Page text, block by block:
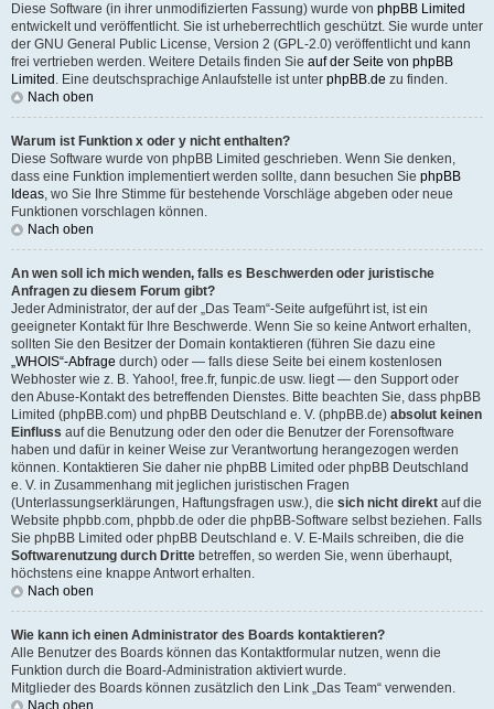
Diese Software (in ihrer unmodifizierten Fassung) wurde von phpBB Limited
entwickelt und veröffentlicht. Sie ist urheberrechtlich geschützt. Sie wurde unter
der GNU General Public License, Version 2 (GPL-2.0) veröffentlicht und kann
frei vertrieben werden. Weitere Details finden Sie auf der Seite von phpBB
Limited . Eine deutschsprachige Anlaufstelle ist unter phpBB.de zu finden.
Nach oben
Warum ist Funktion x oder y nicht enthalten?
Diese Software wurde von phpBB Limited geschrieben. Wenn Sie denken,
dass eine Funktion implementiert werden sollte, dann besuchen Sie phpBB
Ideas, wo Sie Ihre Stimme für bestehende Vorschläge abgeben oder neue
Funktionen vorschlagen können.
Nach oben
An wen soll ich mich wenden, falls es Beschwerden oder juristische
Anfragen zu diesem Forum gibt?
Jeder Administrator, der auf der „Das Team“-Seite aufgeführt ist, ist ein
geeigneter Kontakt für Ihre Beschwerde. Wenn Sie so keine Antwort erhalten,
sollten Sie den Besitzer der Domain kontaktieren (führen Sie dazu eine
„WHOIS“-Abfrage durch) oder — falls diese Seite bei einem kostenlosen
Webhoster wie z. B. Yahoo!, free.fr, funpic.de usw. liegt — den Support oder
den Abuse-Kontakt des betreffenden Dienstes. Bitte beachten Sie, dass phpBB
Limited (phpBB.com) und phpBB Deutschland e. V. (phpBB.de) absolut keinen
Einfluss auf die Benutzung oder den oder die Benutzer der Forensoftware
haben und dafür in keiner Weise zur Verantwortung herangezogen werden
können. Kontaktieren Sie daher nie phpBB Limited oder phpBB Deutschland
e. V. in Zusammenhang mit jeglichen juristischen Fragen
(Unterlassungserklärungen, Haftungsfragen usw.), die sich nicht direkt auf die
Website phpbb.com, phpbb.de oder die phpBB-Software selbst beziehen. Falls
Sie phpBB Limited oder phpBB Deutschland e. V. E-Mails schreiben, die die
Softwarenutzung durch Dritte betreffen, so werden Sie, wenn überhaupt,
höchstens eine knappe Antwort erhalten.
Nach oben
Wie kann ich einen Administrator des Boards kontaktieren?
Alle Benutzer des Boards können das Kontaktformular nutzen, wenn die
Funktion durch die Board-Administration aktiviert wurde.
Mitglieder des Boards können zusätzlich den Link „Das Team“ verwenden.
Nach oben